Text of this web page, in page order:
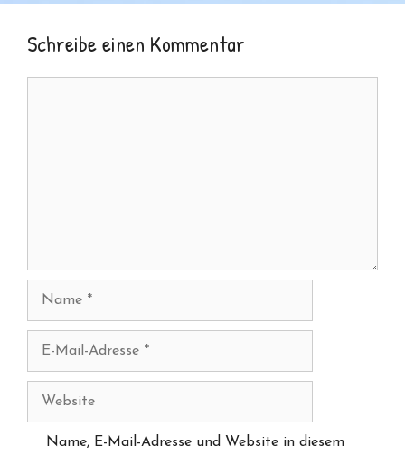
Schreibe einen Kommentar
Adresse
Name, E-Mail-Adresse und Website in diesem